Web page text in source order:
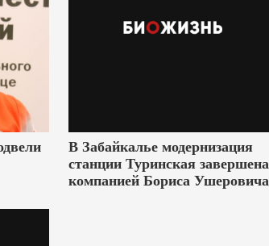
В Забайкалье модернизация
станции Туринская завершена
компанией Бориса Ушеровича